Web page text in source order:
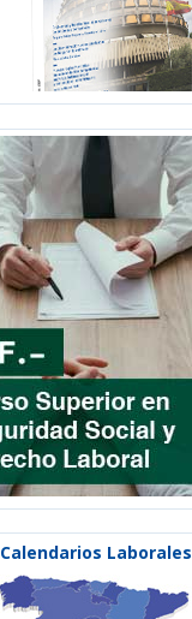
Calendarios Laborales